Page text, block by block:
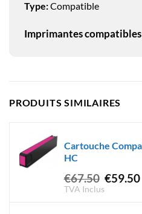
Type:Compatible
Imprimantes compatibles
PRODUITS SIMILAIRES
Cartouche
HC
€67.50 Le
€59.50
TVA Inclus